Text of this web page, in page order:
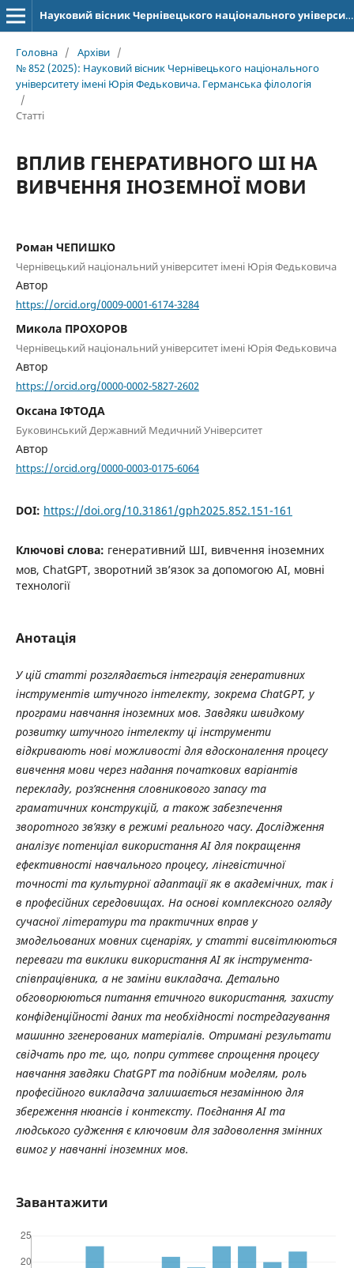
Науковий вісник Чернівецького національного університету імені Юрія Федьковича. Серія: Германська філологія
Головна / Архіви /
№ 852 (2025): Науковий вісник Чернівецького національного
університету імені Юрія Федьковича. Германська філологія
/
Статті
ВПЛИВ ГЕНЕРАТИВНОГО ШІ НА
ВИВЧЕННЯ ІНОЗЕМНОЇ МОВИ
Роман ЧЕПИШКО
Чернівецький національний університет імені Юрія Федьковича
Автор
https://orcid.org/0009-0001-6174-3284
Микола ПРОХОРОВ
Чернівецький національний університет імені Юрія Федьковича
Автор
https://orcid.org/0000-0002-5827-2602
Оксана ІФТОДА
Буковинський Державний Медичний Університет
Автор
https://orcid.org/0000-0003-0175-6064
DOI: https://doi.org/10.31861/gph2025.852.151-161
Ключові слова: генеративний ШІ, вивчення іноземних
мов, ChatGPT, зворотний зв’язок за допомогою AI, мовні
технології
Анотація
У цій статті розглядається інтеграція генеративних
інструментів штучного інтелекту, зокрема ChatGPT, у
програми навчання іноземних мов. Завдяки швидкому
розвитку штучного інтелекту ці інструменти
відкривають нові можливості для вдосконалення процесу
вивчення мови через надання початкових варіантів
перекладу, роз’яснення словникового запасу та
граматичних конструкцій, а також забезпечення
зворотного зв’язку в режимі реального часу. Дослідження
аналізує потенціал використання AIдля покращення
ефективності навчального процесу, лінгвістичної
точності та культурної адаптації як в академічних, так і
в професійних середовищах. На основі комплексного огляду
сучасної літератури та практичних вправ у
змодельованих мовних сценаріях, у статті висвітлюються
переваги та виклики використання AIяк інструмента-
співпрацівника, а не заміни викладача. Детально
обговорюються питання етичного використання, захисту
конфіденційності даних та необхідності постредагування
машинно згенерованих матеріалів. Отримані результати
свідчать про те, що, попри суттєве спрощення процесу
навчання завдяки ChatGPTта подібним моделям, роль
професійного викладача залишається незамінною для
збереження нюансів і контексту. Поєднання AIта
людського судження є ключовим для задоволення змінних
вимог у навчанні іноземних мов.
Завантажити